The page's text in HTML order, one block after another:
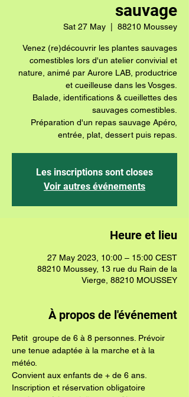
sauvage
Sat 27 May 88210 Moussey
Venez (re)découvrir les plantes sauvages
comestibles lors d'un atelier convivial et
nature, animé par Aurore LAB, productrice
et cueilleuse dans les Vosges.
Balade, identifications & cueillettes des
sauvages comestibles.
Préparation d'un repas sauvage Apéro,
Les inscriptions sont closes
Voir autres événements
Heure et lieu
27 May 2023, 10:00 – 15:00 CEST
88210 Moussey, 13 rue du Rain de la
Vierge, 88210 MOUSSEY
À propos de l'événement
Petit  groupe de 6 à 8 personnes. Prévoir
une tenue adaptée à la marche et à la
météo.
Convient aux enfants de + de 6 ans.
Inscription et réservation obligatoire